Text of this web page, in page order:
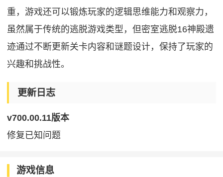
重，游戏还可以锻炼玩家的逻辑思维能力和观察力，
虽然属于传统的逃脱游戏类型，但密室逃脱16神殿遗
迹通过不断更新关卡内容和谜题设计，保持了玩家的
兴趣和挑战性。
更新日志
v700.00.11版本
修复已知问题
游戏信息